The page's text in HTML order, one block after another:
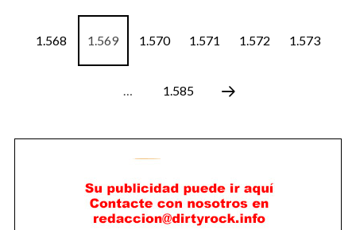
1.568 1.569 1.570 1.571 1.572 1.573
… 1.585